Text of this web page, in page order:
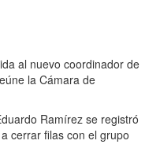
al nuevo coordinador de
la Cámara de
Ramírez se registró
cerrar filas con el grupo